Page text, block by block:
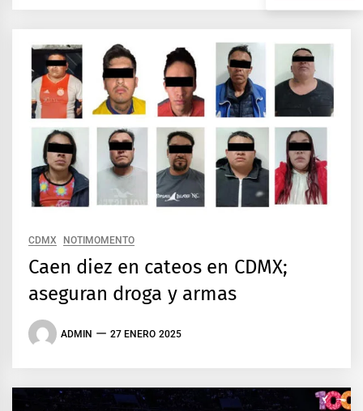
CDMX NOTIMOMENTO
Caen diez en cateos en CDMX;
aseguran droga y armas
ADMIN 27 ENERO 2025